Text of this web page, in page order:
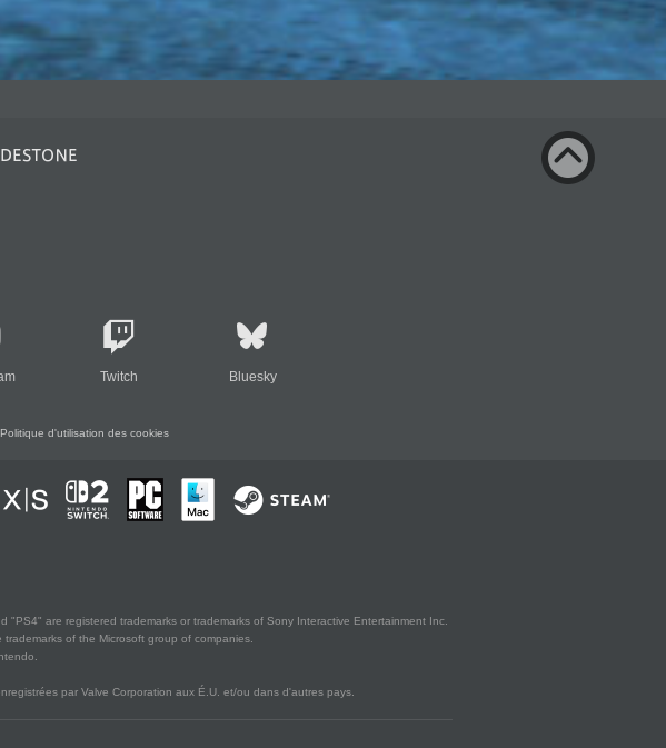
Twitch Bluesky
Politique d'utilisation des cookies
are registered trademarks or trademarks of Sony Interactive Entertainment Inc.
of the Microsoft group of companies.
par Valve Corporation aux É.U. et/ou dans d'autres pays.